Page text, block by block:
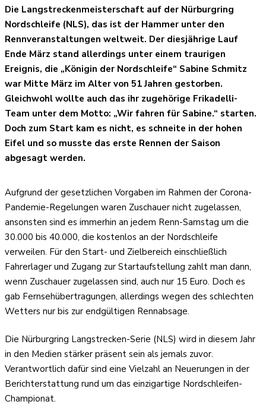
Die Langstreckenmeisterschaft auf der Nürburgring
Nordschleife (NLS), das ist der Hammer unter den
Rennveranstaltungen weltweit. Der diesjährige Lauf
Ende März stand allerdings unter einem traurigen
Ereignis, die „Königin der Nordschleife“ Sabine Schmitz
war Mitte März im Alter von 51 Jahren gestorben.
Gleichwohl wollte auch das ihr zugehörige Frikadelli-
Team unter dem Motto: „Wir fahren für Sabine.“ starten.
Doch zum Start kam es nicht, es schneite in der hohen
Eifel und so musste das erste Rennen der Saison
abgesagt werden.
Aufgrund der gesetzlichen Vorgaben im Rahmen der Corona-
Pandemie-Regelungen waren Zuschauer nicht zugelassen,
ansonsten sind es immerhin an jedem Renn-Samstag um die
30.000 bis 40.000, die kostenlos an der Nordschleife
verweilen. Für den Start- und Zielbereich einschließlich
Fahrerlager und Zugang zur Startaufstellung zahlt man dann,
wenn Zuschauer zugelassen sind, auch nur 15 Euro. Doch es
gab Fernsehübertragungen, allerdings wegen des schlechten
Wetters nur bis zur endgültigen Rennabsage.
Die Nürburgring Langstrecken-Serie (NLS) wird in diesem Jahr
in den Medien stärker präsent sein als jemals zuvor.
Verantwortlich dafür sind eine Vielzahl an Neuerungen in der
Berichterstattung rund um das einzigartige Nordschleifen-
Championat.